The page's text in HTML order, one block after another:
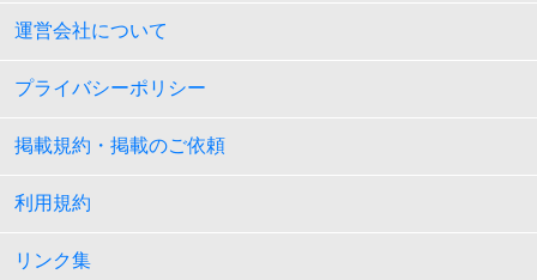
運営会社について
プライバシーポリシー
掲載規約・掲載のご依頼
利用規約
リンク集